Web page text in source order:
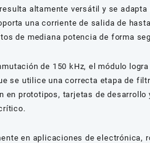
resulta altamente versátil y se
una corriente de salida de
de mediana potencia de forma
de 150 kHz, el módulo
se utilice una correcta etapa de
prototipos, tarjetas de desarrollo
en aplicaciones de electrónica,